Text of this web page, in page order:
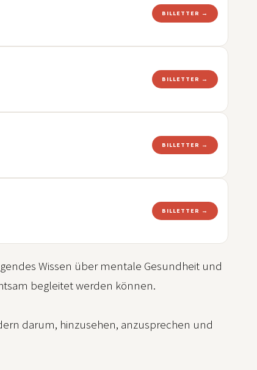
BILLETTER →
BILLETTER →
BILLETTER →
BILLETTER →
Wissen über mentale Gesundheit und
begleitet werden können.
darum, hinzusehen, anzusprechen und